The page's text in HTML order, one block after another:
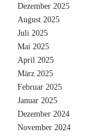
Dezember 2025
August 2025
Juli 2025
Mai 2025
April 2025
März 2025
Februar 2025
Januar 2025
Dezember 2024
November 2024